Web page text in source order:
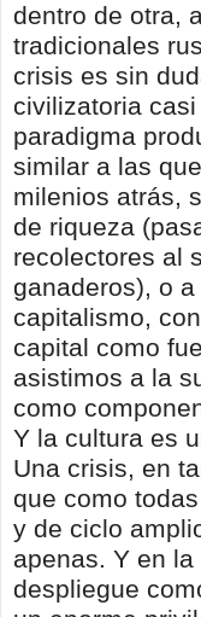
dentro de otra,
tradicionales
crisis es sin
civilizatoria
paradigma
similar a las
milenios atrás,
de riqueza
recolectores al
ganaderos), o
capitalismo,
capital como
asistimos a la
como
Y la cultura es
Una crisis, en
que como
y de ciclo
apenas. Y en
despliegue